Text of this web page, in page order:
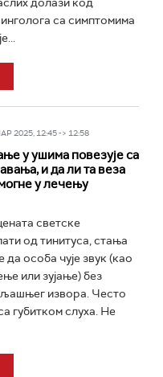
са симптомима
2025, 12:45 -> 12:58
у ушима повезује са
и да ли та веза
у лечењу
светске
од тинитуса, стања
да особа чује звук (као
или зујање) без
извора. Често
губитком слуха. Не